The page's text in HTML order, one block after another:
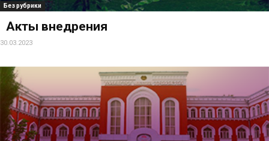
Без рубрики
Акты внедрения
30.03.2023